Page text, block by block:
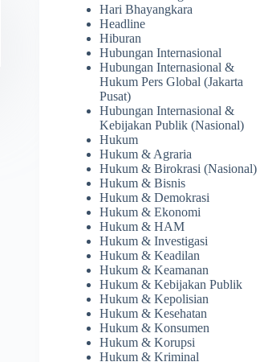
Hari Bhayangkara
Headline
Hiburan
Hubungan Internasional
Hubungan Internasional &
Hukum Pers Global (Jakarta
Pusat)
Hubungan Internasional &
Kebijakan Publik (Nasional)
Hukum
Hukum & Agraria
Hukum & Birokrasi (Nasional)
Hukum & Bisnis
Hukum & Demokrasi
Hukum & Ekonomi
Hukum & HAM
Hukum & Investigasi
Hukum & Keadilan
Hukum & Keamanan
Hukum & Kebijakan Publik
Hukum & Kepolisian
Hukum & Kesehatan
Hukum & Konsumen
Hukum & Korupsi
Hukum & Kriminal